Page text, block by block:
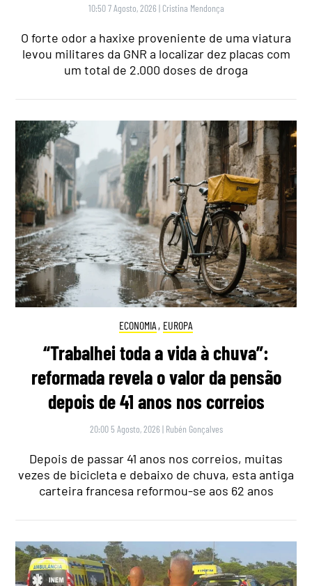
10:50 7 Agosto, 2026 | Cristina Mendonça
O forte odor a haxixe proveniente de uma viatura
levou militares da GNR a localizar dez placas com
um total de 2.000 doses de droga
ECONOMIA , EUROPA
“Trabalhei toda a vida à chuva”:
reformada revela o valor da pensão
depois de 41 anos nos correios
20:00 5 Agosto, 2026 | Rubén Gonçalves
Depois de passar 41 anos nos correios, muitas
vezes de bicicleta e debaixo de chuva, esta antiga
carteira francesa reformou-se aos 62 anos